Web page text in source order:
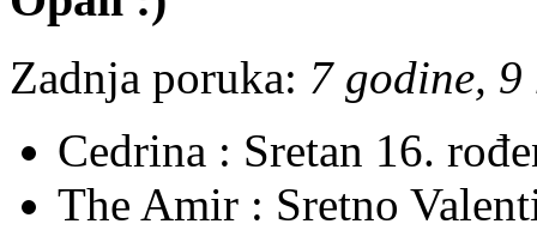
Zadnja poruka: 7 godine, 9
Cedrina : Sretan 16.
The Amir : Sretno